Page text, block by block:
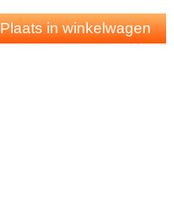
wijze in elke zakelijke omgeving
Plaats in winkelwagen